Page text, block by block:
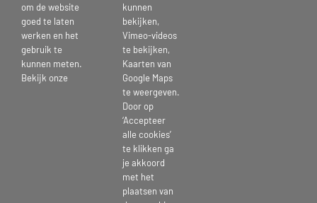
Een geslaagde ochtend vol beweging, gezelligheid en mooie
ontmoetingen tussen jong en oud. Dank aan De Sociale Gasten en
alle leerlingen voor hun inzet!
Publicatiedatum: 18 juni 2026
Deel Dit Verhaal, Kies Je Platform!
om de website
goed te laten
werken en het
gebruik te
kunnen meten.
Bekijk onze
kunnen
bekijken,
Vimeo-videos
te bekijken,
Kaarten van
Google Maps
te weergeven.
Door op
‘Accepteer
alle cookies’
te klikken ga
je akkoord
met het
plaatsen van